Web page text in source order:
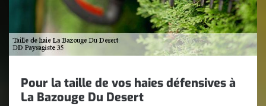
Pour la taille de vos haies défensives à
La Bazouge Du Desert